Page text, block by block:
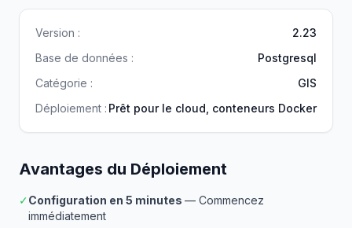
Version :
2.23
Base de données :
Postgresql
Catégorie :
GIS
Déploiement : Prêt pour le cloud, conteneurs Docker
Avantages du Déploiement
✓Configuration en 5 minutes — Commencez
immédiatement